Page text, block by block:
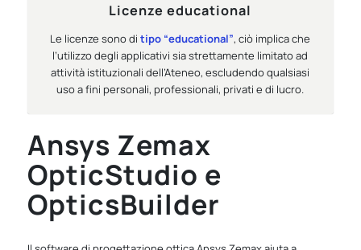
Licenze educational
Le licenze sono ditipo “educational”, ciò implica che
l’utilizzo degli applicativi sia strettamente limitato ad
attività istituzionali dell’Ateneo, escludendo qualsiasi
uso a fini personali, professionali, privati e di lucro.
Ansys Zemax
OpticStudio e
OpticsBuilder